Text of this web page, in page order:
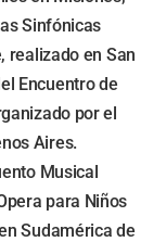
Sinfónicas
realizado en San
Encuentro de
por el
Aires.
Musical
para Niños
Sudamérica de